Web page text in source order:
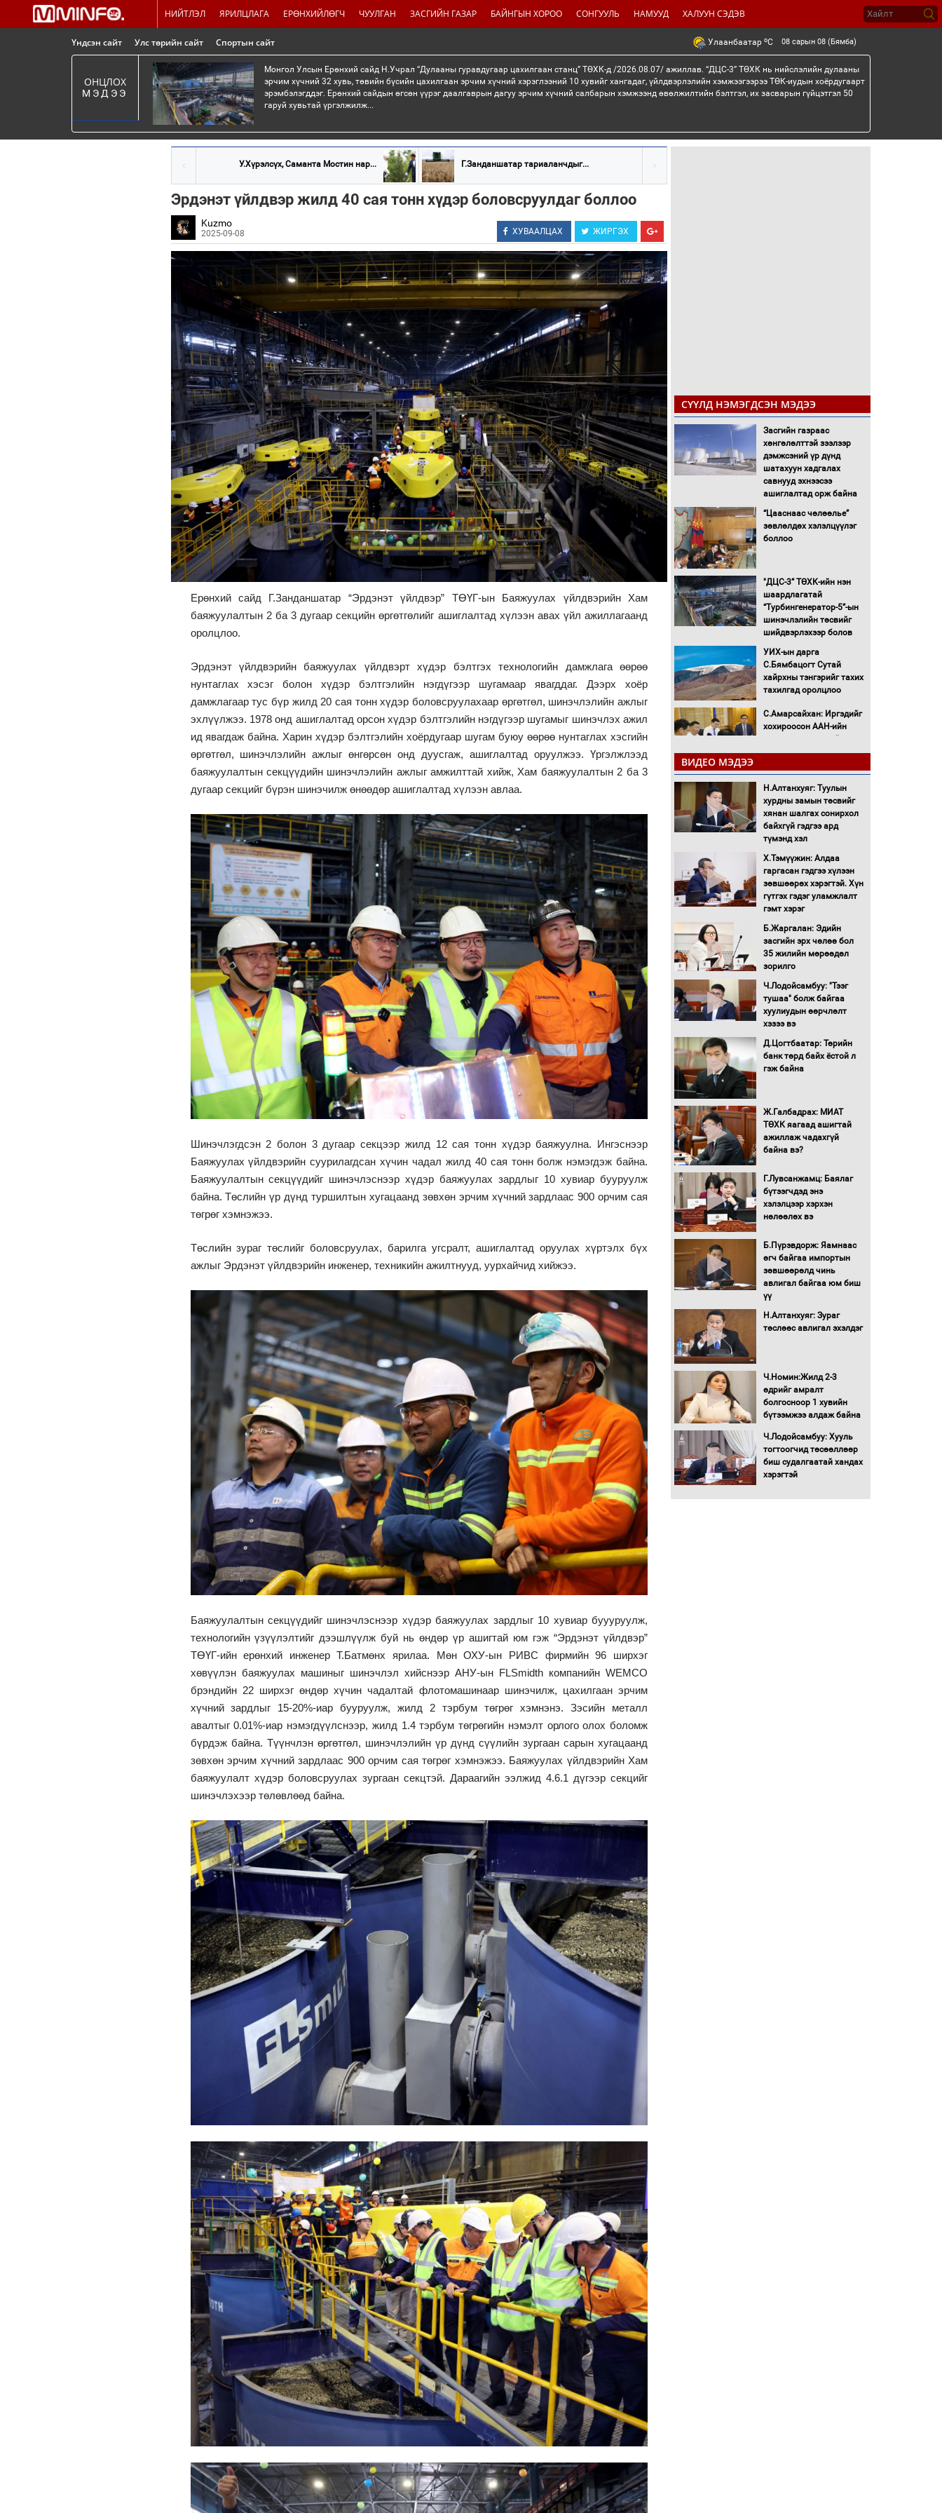
НИЙТЛЭЛ ЯРИЛЦЛАГА ЕРӨНХИЙЛӨГЧ ЧУУЛГАН ЗАСГИЙН ГАЗАР БАЙНГЫН ХОРОО СОНГУУЛЬ НАМУУД ХАЛУУН СЭДЭВ
Үндсэн сайт Улс төрийн сайт Спортын сайт Улаанбаатар oC 08 сарын 08 (Бямба)
ОНЦЛОХ
МЭДЭЭ
Монгол Улсын Ерөнхий сайд Н.Учрал “Дулааны гуравдугаар цахилгаан станц” ТӨХК-д /2026.08.07/ ажиллав. “ДЦС-3” ТӨХК нь нийслэлийн дулааны
эрчим хүчний 32 хувь, төвийн бүсийн цахилгаан эрчим хүчний хэрэглээний 10 хувийг хангадаг, үйлдвэрлэлийн хэмжээгээрээ ТӨК-иудын хоёрдугаарт
эрэмбэлэгддэг. Ерөнхий сайдын өгсөн үүрэг даалгаврын дагуу эрчим хүчний салбарын хэмжээнд өвөлжилтийн бэлтгэл, их засварын гүйцэтгэл 50
гаруй хувьтай үргэлжилж...
У.Хүрэлсүх, Саманта Мостин нар... Г.Занданшатар тариаланчдыг...
Эрдэнэт үйлдвэр жилд 40 сая тонн хүдэр боловсруулдаг боллоо
Kuzmo
2025-09-08 ХУВААЛЦАХ ЖИРГЭХ
Ерөнхий сайд Г.Занданшатар “Эрдэнэт үйлдвэр” ТӨҮГ-ын Баяжуулах үйлдвэрийн Хам
баяжуулалтын 2 ба 3 дугаар секцийн өргөтгөлийг ашиглалтад хүлээн авах үйл ажиллагаанд
оролцлоо.
Эрдэнэт үйлдвэрийн баяжуулах үйлдвэрт хүдэр бэлтгэх технологийн дамжлага өөрөө
нунтаглах хэсэг болон хүдэр бэлтгэлийн нэгдүгээр шугамаар явагддаг. Дээрх хоёр
дамжлагаар тус бүр жилд 20 сая тонн хүдэр боловсруулахаар өргөтгөл, шинэчлэлийн ажлыг
эхлүүлжээ. 1978 онд ашиглалтад орсон хүдэр бэлтгэлийн нэгдүгээр шугамыг шинэчлэх ажил
ид явагдаж байна. Харин хүдэр бэлтгэлийн хоёрдугаар шугам буюу өөрөө нунтаглах хэсгийн
өргөтгөл, шинэчлэлийн ажлыг өнгөрсөн онд дуусгаж, ашиглалтад оруулжээ. Үргэлжлээд
баяжуулалтын секцүүдийн шинэчлэлийн ажлыг амжилттай хийж, Хам баяжуулалтын 2 ба 3
дугаар секцийг бүрэн шинэчилж өнөөдөр ашиглалтад хүлээн авлаа.
Шинэчлэгдсэн 2 болон 3 дугаар секцээр жилд 12 сая тонн хүдэр баяжуулна. Ингэснээр
Баяжуулах үйлдвэрийн суурилагдсан хүчин чадал жилд 40 сая тонн болж нэмэгдэж байна.
Баяжуулалтын секцүүдийг шинэчлэснээр хүдэр баяжуулах зардлыг 10 хувиар бууруулж
байна. Төслийн үр дүнд туршилтын хугацаанд зөвхөн эрчим хүчний зардлаас 900 орчим сая
төгрөг хэмнэжээ.
Төслийн зураг төслийг боловсруулах, барилга угсралт, ашиглалтад оруулах хүртэлх бүх
ажлыг Эрдэнэт үйлдвэрийн инженер, техникийн ажилтнууд, уурхайчид хийжээ.
Баяжуулалтын секцүүдийг шинэчлэснээр хүдэр баяжуулах зардлыг 10 хувиар буууруулж,
технологийн үзүүлэлтийг дээшлүүлж буй нь өндөр үр ашигтай юм гэж “Эрдэнэт үйлдвэр”
ТӨҮГ-ийн ерөнхий инженер Т.Батмөнх ярилаа. Мөн ОХУ-ын РИВС фирмийн 96 ширхэг
хөвүүлэн баяжуулах машиныг шинэчлэл хийснээр АНУ-ын FLSmidth компанийн WEMCO
брэндийн 22 ширхэг өндөр хүчин чадалтай флотомашинаар шинэчилж, цахилгаан эрчим
хүчний зардлыг 15-20%-иар бууруулж, жилд 2 тэрбум төгрөг хэмнэнэ. Зэсийн металл
авалтыг 0.01%-иар нэмэгдүүлснээр, жилд 1.4 тэрбум төгрөгийн нэмэлт орлого олох боломж
бүрдэж байна. Түүнчлэн өргөтгөл, шинэчлэлийн үр дүнд сүүлийн зургаан сарын хугацаанд
зөвхөн эрчим хүчний зардлаас 900 орчим сая төгрөг хэмнэжээ. Баяжуулах үйлдвэрийн Хам
баяжуулалт хүдэр боловсруулах зургаан секцтэй. Дараагийн ээлжид 4.6.1 дүгээр секцийг
шинэчлэхээр төлөвлөөд байна.
СҮҮЛД НЭМЭГДСЭН МЭДЭЭ
Засгийн газраас
хөнгөлөлттэй зээлээр
дэмжсэний үр дүнд
шатахуун хадгалах
савнууд эхнээсээ
ашиглалтад орж байна
“Цааснаас чөлөөлье”
зөвлөлдөх хэлэлцүүлэг
боллоо
"ДЦС-3” ТӨХК-ийн нэн
шаардлагатай
“Турбингенератор-5”-ын
шинэчлэлийн төсвийг
шийдвэрлэхээр болов
УИХ-ын дарга
С.Бямбацогт Сутай
хайрхны тэнгэрийг тахих
тахилгад оролцлоо
С.Амарсайхан: Иргэдийг
хохироосон ААН-ийн
нуугтмал хөрөнгийг
битүүмжлэнэ
Н.Номтойбаяр:
Аймгуудад тулгамдаж
буй асуудлуудыг
Засгийн газрын
хуралдаанд танилцуулж,
шийдвэрлүүлнэ
С.Бямбацогт Зүүн Азийн
эрэгтэйчүүдийн
волейболын тэмцээнд
оролцож байгаа баг
тамирчдад амжилт
Автобензин, дизель
түлшний онцгой албан
татварыг тэглэлээ
Санхүүгийн хэмнэлтийн
горимд эрүүл мэндийн
салбар хамаарахгүй
Нөөцийн махны
худалдаа, борлуулалтыг
Монгол Улс “COP17”-д
“Тал хээрийн
төлөвлөгөө”-гөө
танилцуулна
үүсвэрээс худалдан авах
журмыг баталлаа
горимд шилжиж, найр
наадам, зөвлөгөөн,
гадаад томилолтыг
хориглолоо
Сайд нар төсвөө хэрхэн
зарцуулах вэ?
хуралдаан болж байна
Автомашинд улсын
сондгойгоор шатахуун
олгоно
Бага орлоготой
ВИДЕО МЭДЭЭ
Н.Алтанхуяг: Туулын
хурдны замын төсвийг
хянан шалгах сонирхол
байхгүй гэдгээ ард
түмэнд хэл
Х.Тэмүүжин: Алдаа
гаргасан гэдгээ хүлээн
зөвшөөрөх хэрэгтэй. Хүн
гүтгэх гэдэг уламжлалт
гэмт хэрэг
Б.Жаргалан: Эдийн
засгийн эрх чөлөө бол
35 жилийн мөрөөдөл
зорилго
Ч.Лодойсамбуу: "Тээг
тушаа" болж байгаа
хуулиудын өөрчлөлт
хэзээ вэ
Д.Цогтбаатар: Төрийн
банк төрд байх ёстой л
гэж байна
Ж.Галбадрах: МИАТ
ТӨХК яагаад ашигтай
ажиллаж чадахгүй
байна вэ?
Г.Лувсанжамц: Баялаг
бүтээгчдэд энэ
хэлэлцээр хэрхэн
нөлөөлөх вэ
Б.Пүрэвдорж: Яамнаас
өгч байгаа импортын
зөвшөөрөлд чинь
авлигал байгаа юм биш
үү
Н.Алтанхуяг: Зураг
төслөөс авлигал эхэлдэг
Ч.Номин:Жилд 2-3
өдрийг амралт
болгосноор 1 хувийн
бүтээмжээ алдаж байна
Ч.Лодойсамбуу: Хууль
тогтоогчид төсөөллөөр
биш судалгаатай хандах
хэрэгтэй